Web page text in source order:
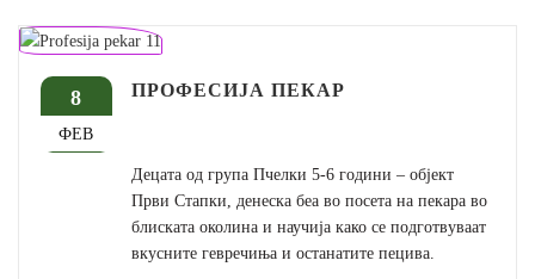
8
ФЕВ
ПРОФЕСИЈА ПЕКАР
Децата од група Пчелки 5-6 години – објект
Први Стапки, денеска беа во посета на пекара во
блиската околина и научија како се подготвуваат
вкусните гевречиња и останатите пецива.